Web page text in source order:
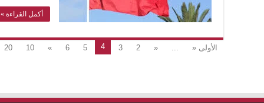
أكمل القراءة »
الأولى « «
2
3
4
5
6
»
10
20